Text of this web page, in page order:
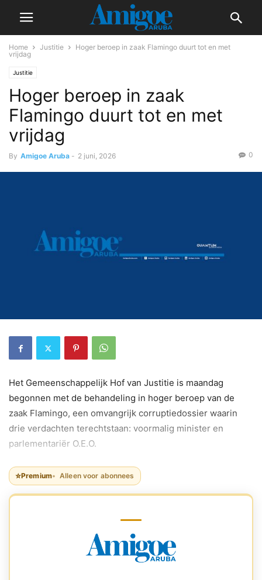
Home Justitie
Hoger beroep in zaak Flamingo duurt tot en met
vrijdag
Justitie
Hoger beroep in zaak
Flamingo duurt tot en met
vrijdag
By Amigoe Aruba - 2 juni, 2026 0
Het Gemeenschappelijk Hof van Justitie is maandag
begonnen met de behandeling in hoger beroep van de
zaak Flamingo, een omvangrijk corruptiedossier waarin
drie verdachten terechtstaan: voormalig minister en
parlementariër O.E.O.
⭐Premium Alleen voor abonnees